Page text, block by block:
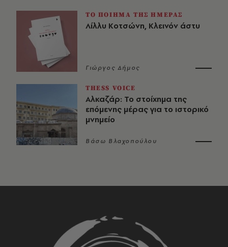
ΤΟ ΠΟΙΗΜΑ ΤΗΣ ΗΜΕΡΑΣ
Λίλλυ Κοτσώνη, Κλεινόν άστυ
Γιώργος Δήμος
THESS VOICE
Αλκαζάρ: Το στοίχημα της
επόμενης μέρας για το ιστορικό
μνημείο
Βάσω Βλαχοπούλου